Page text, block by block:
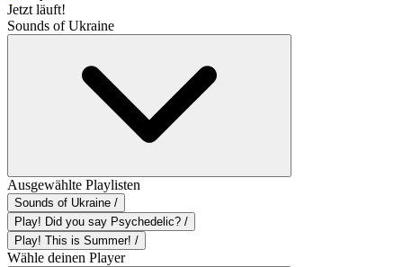
Jetzt läuft!
Sounds of Ukraine
Ausgewählte Playlisten
Sounds of Ukraine /
Play! Did you say Psychedelic? /
Play! This is Summer! /
Wähle deinen Player